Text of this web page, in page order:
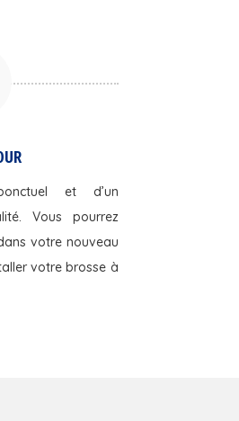
et d’un
Vous pourrez
votre nouveau
votre brosse à